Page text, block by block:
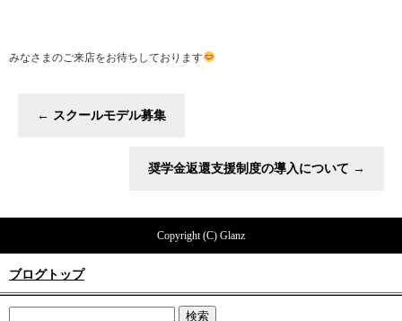
みなさまのご来店をお待ちしております
← スクールモデル募集
奨学金返還支援制度の導入について →
Copyright (C) Glanz
ブログトップ